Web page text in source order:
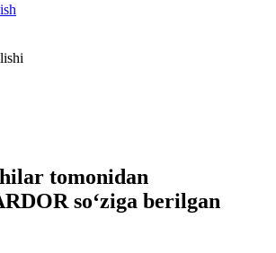
tomonidan
so‘ziga berilgan